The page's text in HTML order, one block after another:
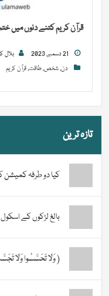
قرآن کریم کتنے دنوں میں
بلال
دن,شخص,طاقت,قرآن کریم
تازہ ترین
کیا دو طرفہ کمیشن
بالغ لڑکوں کے
( وَلَا تَحَسَّسُوا وَلَا